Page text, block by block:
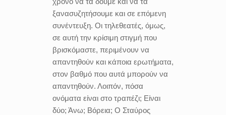
ξανασυζητήσουμε και σε επόμενη
συνέντευξη. Οι τηλεθεατές, όμως,
σε αυτή την κρίσιμη στιγμή που
βρισκόμαστε, περιμένουν να
απαντηθούν και κάποια ερωτήματα,
στον βαθμό που αυτά μπορούν να
απαντηθούν. Λοιπόν, πόσα
ονόματα είναι στο τραπέζι; Είναι
δύο; Άνω; Βόρεια; Ο Σταύρος